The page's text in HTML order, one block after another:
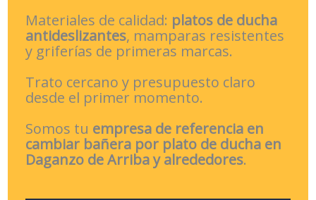
Materiales de calidad: platos de ducha
antideslizantes, mamparas resistentes
y griferías de primeras marcas.
Trato cercano y presupuesto claro
desde el primer momento.
Somos tu empresa de referencia en
cambiar bañera por plato de ducha en
Daganzo de Arriba y alrededores.